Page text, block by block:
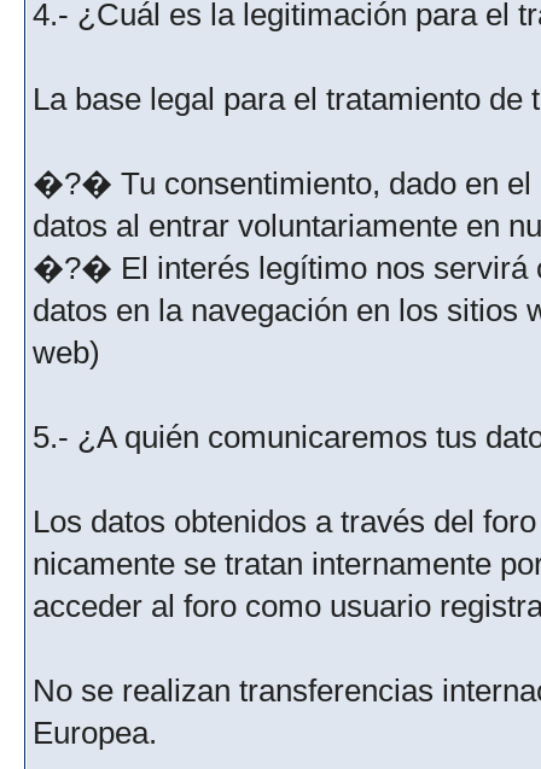
4.- ¿Cuál es la legitimación para el
La base legal para el tratamiento
�?� Tu consentimiento, dado en el
datos al entrar voluntariamente en
�?� El interés legítimo nos servirá
datos en la navegación en los sitios
web)
5.- ¿A quién comunicaremos tus
Los datos obtenidos a través del
nicamente se tratan internamente
acceder al foro como usuario
No se realizan transferencias
Europea.